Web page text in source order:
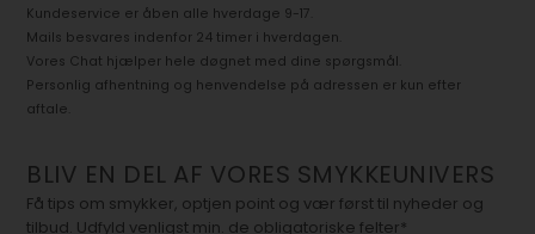
Kundeservice er åben alle hverdage 9-17.
Mails besvares indenfor 24 timer i hverdagen.
Vores Chat hjælper hele døgnet med dine spørgsmål.
Personlig afhentning og henvendelse på adressen er kun efter
aftale.
BLIV EN DEL AF VORES SMYKKEUNIVERS
Få tips om smykker, optjen point og vær først til nyheder og
tilbud. Udfyld venligst min. de obligatoriske felter*